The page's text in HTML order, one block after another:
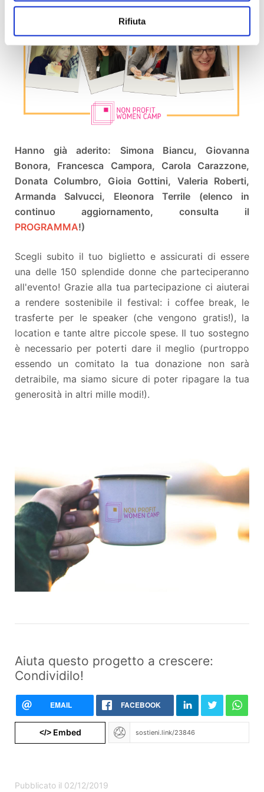
Rifiuta
Hanno già aderito: Simona Biancu, Giovanna
Bonora, Francesca Campora, Carola Carazzone,
Donata Columbro, Gioia Gottini, Valeria Roberti,
Armanda Salvucci, Eleonora Terrile (elenco in
continuo aggiornamento, consulta il
PROGRAMMA!)
Scegli subito il tuo biglietto e assicurati di essere
una delle 150 splendide donne che parteciperanno
all'evento! Grazie alla tua partecipazione ci aiuterai
a rendere sostenibile il festival: i coffee break, le
trasferte per le speaker (che vengono gratis!), la
location e tante altre piccole spese. Il tuo sostegno
è necessario per poterti dare il meglio (purtroppo
essendo un comitato la tua donazione non sarà
detraibile, ma siamo sicure di poter ripagare la tua
generosità in altri mille modi!).
Aiuta questo progetto a crescere:
Condividilo!
EMAIL FACEBOOK
</>Embed
Pubblicato il 02/12/2019